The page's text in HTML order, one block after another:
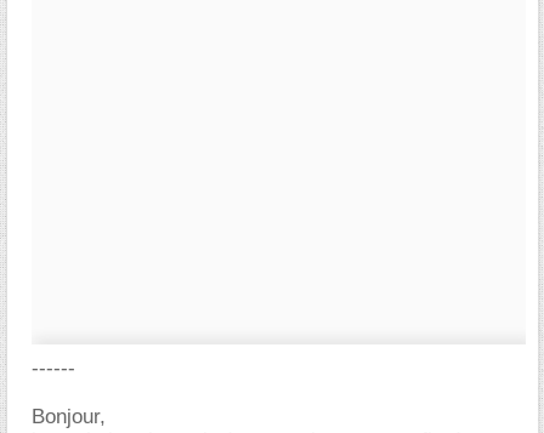
------
Bonjour,